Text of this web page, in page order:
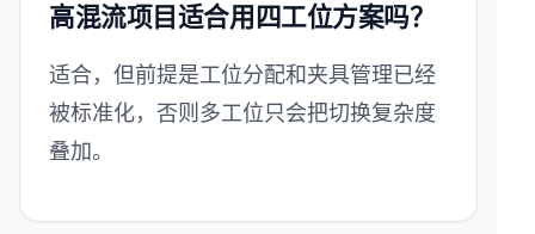
高混流项目适合用四工位方案吗？
适合，但前提是工位分配和夹具管理已经
被标准化，否则多工位只会把切换复杂度
叠加。